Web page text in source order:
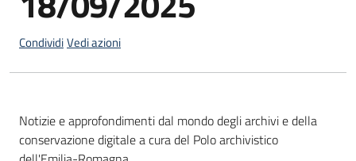
Archivio
CondividiVedi azioni
Notizie e approfondimenti dal mondo degli archivi e della
conservazione digitale a cura del Polo archivistico